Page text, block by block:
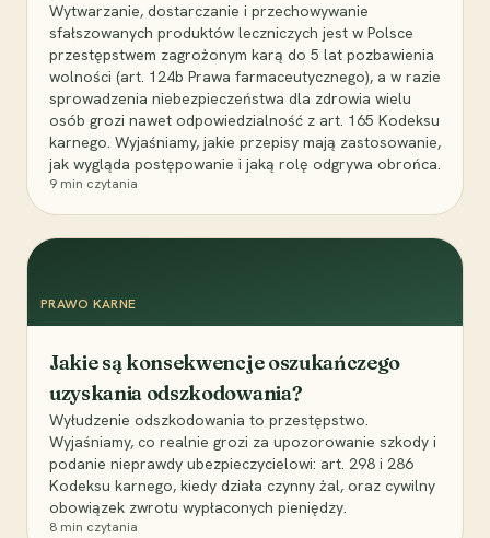
Wytwarzanie, dostarczanie i przechowywanie
sfałszowanych produktów leczniczych jest w Polsce
przestępstwem zagrożonym karą do 5 lat pozbawienia
wolności (art. 124b Prawa farmaceutycznego), a w razie
sprowadzenia niebezpieczeństwa dla zdrowia wielu
osób grozi nawet odpowiedzialność z art. 165 Kodeksu
karnego. Wyjaśniamy, jakie przepisy mają zastosowanie,
jak wygląda postępowanie i jaką rolę odgrywa obrońca.
9 min czytania
PRAWO KARNE
Jakie są konsekwencje oszukańczego
uzyskania odszkodowania?
Wyłudzenie odszkodowania to przestępstwo.
Wyjaśniamy, co realnie grozi za upozorowanie szkody i
podanie nieprawdy ubezpieczycielowi: art. 298 i 286
Kodeksu karnego, kiedy działa czynny żal, oraz cywilny
obowiązek zwrotu wypłaconych pieniędzy.
8 min czytania